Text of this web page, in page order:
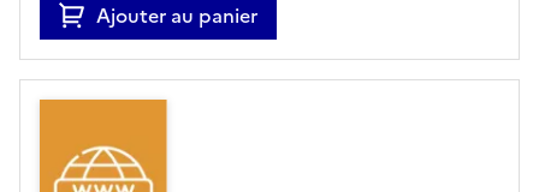
Ajouter au panier